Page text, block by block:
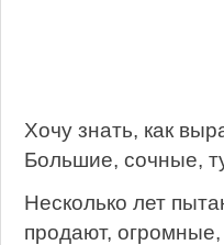
Хочу знать, как
Большие, сочные,
Несколько лет
продают, огромные,